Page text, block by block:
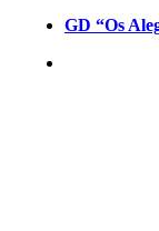
GD “Os